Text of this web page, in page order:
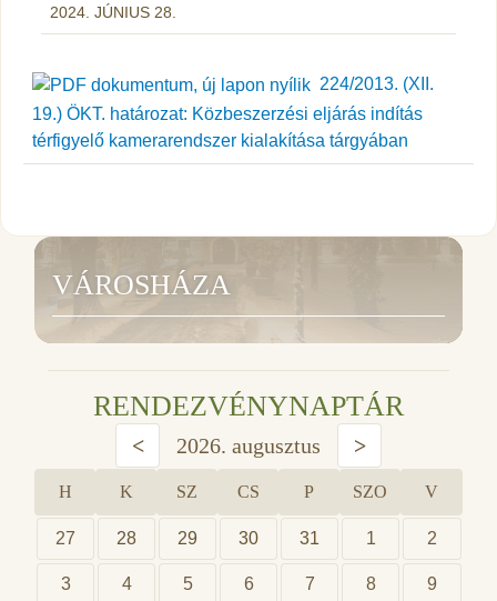
2024. JÚNIUS 28.
224/2013. (XII.
19.) ÖKT. határozat: Közbeszerzési eljárás indítás
térfigyelő kamerarendszer kialakítása tárgyában
VÁROSHÁZA
RENDEZVÉNYNAPTÁR
< 2026. augusztus >
H K SZ CS P SZO V
27 28 29 30 31 1 2
3 4 5 6 7 8 9